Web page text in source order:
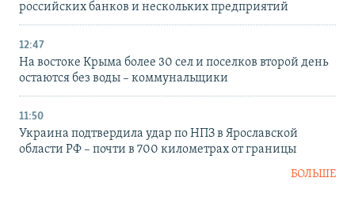
российских банков и нескольких предприятий
12:47
На востоке Крыма более 30 сел и поселков второй день
остаются без воды – коммунальщики
11:50
Украина подтвердила удар по НПЗ в Ярославской
области РФ – почти в 700 километрах от границы
БОЛЬШЕ